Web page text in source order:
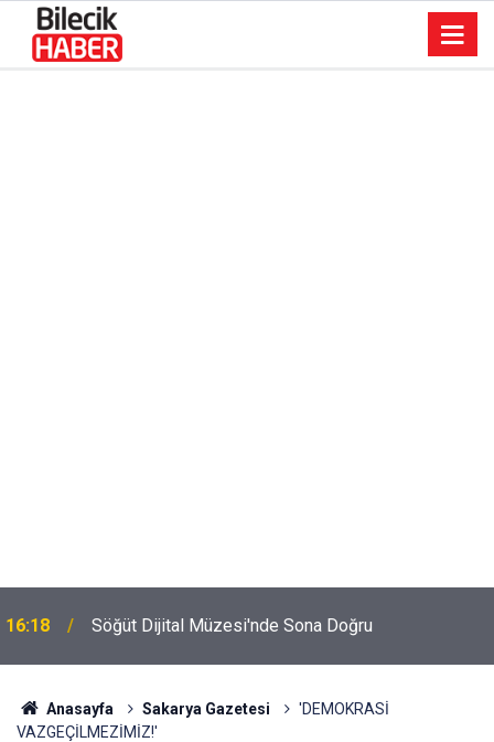
16:18 Söğüt Dijital Müzesi'nde Sona Doğru
Anasayfa Sakarya Gazetesi
'DEMOKRASİ
VAZGEÇİLMEZİMİZ!'